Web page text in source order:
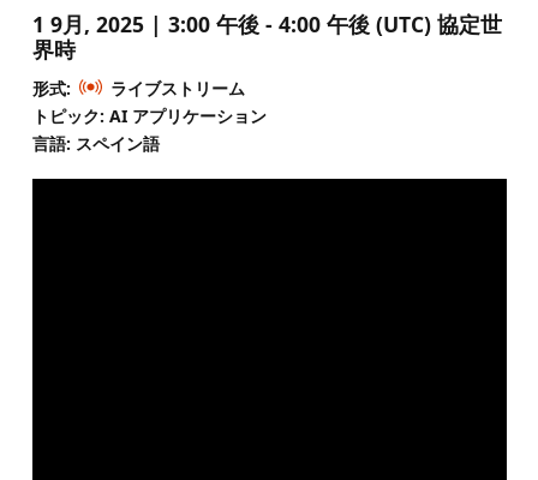
1 9月, 2025 | 3:00 午後 - 4:00 午後 (UTC) 協定世
界時
形式:
ライブストリーム
トピック: AI アプリケーション
言語: スペイン語